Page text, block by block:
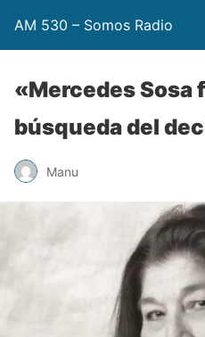
AM 530 – Somos Radio
«Mercedes Sosa
búsqueda del
Manu